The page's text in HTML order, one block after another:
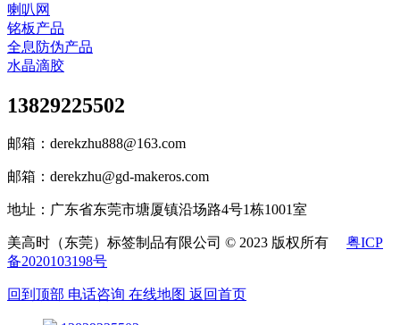
喇叭网
铭板产品
全息防伪产品
水晶滴胶
13829225502
邮箱：derekzhu888@163.com
邮箱：derekzhu@gd-makeros.com
地址：广东省东莞市塘厦镇沿场路4号1栋1001室
美高时（东莞）标签制品有限公司 © 2023 版权所有 粤ICP
备2020103198号
回到顶部 电话咨询 在线地图 返回首页